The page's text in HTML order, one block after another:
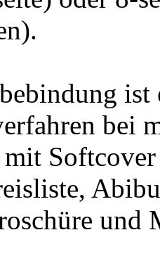
ist
bei
mit
und